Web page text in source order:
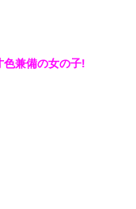
兼備の女の子!